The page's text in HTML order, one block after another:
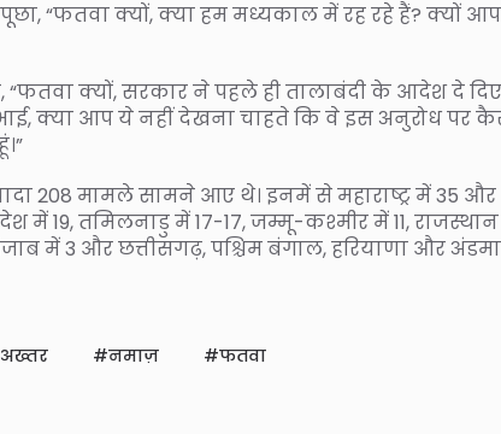
“फतवा क्यों, क्या हम मध्यकाल में रह रहे हैं? क्यों आप
क्यों, सरकार ने पहले ही तालाबंदी के आदेश दे दिए
क्या आप ये नहीं देखना चाहते कि वे इस अनुरोध पर
208 मामले सामने आए थे। इनमें से महाराष्ट्र में 35 और
में 19, तमिलनाडु में 17-17, जम्मू-कश्मीर में 11,
में 3 और छत्तीसगढ़, पश्चिम बंगाल, हरियाणा और
नमाज़ फतवा